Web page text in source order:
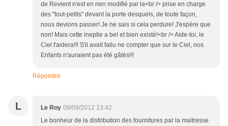
de Revient n'est en rien modifié par la<br /> prise en charge
des "tout-petits" devant la porte desquels, de toute façon,
nous devions passer! Je ne sais si cela perdure! J'espère que
non! Mais cette ineptie a bel et bien existé!<br /> Aide-toi, le
Ciel t'aidera!!! S'il avait fallu ne compter que sur le Ciel, nos
Enfants n'auraient pas été gâtés!!!
Répondre
L Le Roy 08/09/2012 13:42
Le bonheur de la distribution des fournitures par la maitresse